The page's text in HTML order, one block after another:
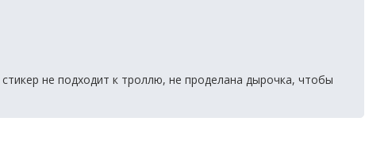
не подходит к троллю, не проделана дырочка, чтобы